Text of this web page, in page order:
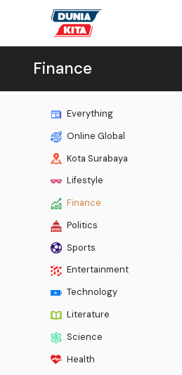
Finance
Everything
Online Global
Kota Surabaya
Lifestyle
Finance
Politics
Sports
Entertainment
Technology
Literature
Science
Health